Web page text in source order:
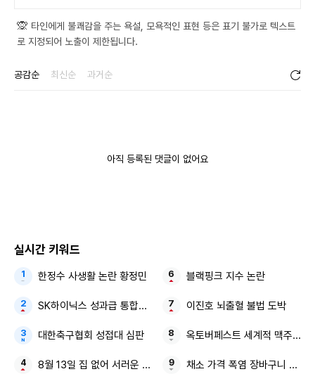
🙊 타인에게 불쾌감을 주는 욕설, 모욕적인 표현 등은 표기 불가로 텍스트
로 지정되어 노출이 제한됩니다.
공감순 최신순 과거순
아직 등록된 댓글이 없어요
실시간 키워드
한정수 사생활 논란 황정민
SK하이닉스 성과급 통합노조
대한축구협회 성접대 심판
8월 13일 집 없어 서러운 사람들
블랙핑크 지수 논란
이진호 뇌출혈 불법 도박
옥토버페스트 세계적 맥주 축
채소 가격 폭염 장바구니 물가